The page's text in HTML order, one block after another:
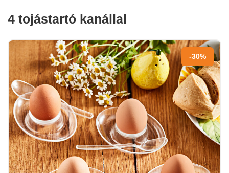
4 tojástartó kanállal
-30%